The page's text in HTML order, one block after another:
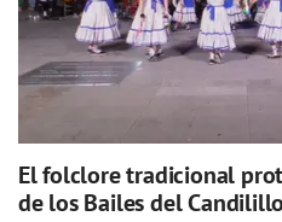
El folclore tradicional
de los Bailes del